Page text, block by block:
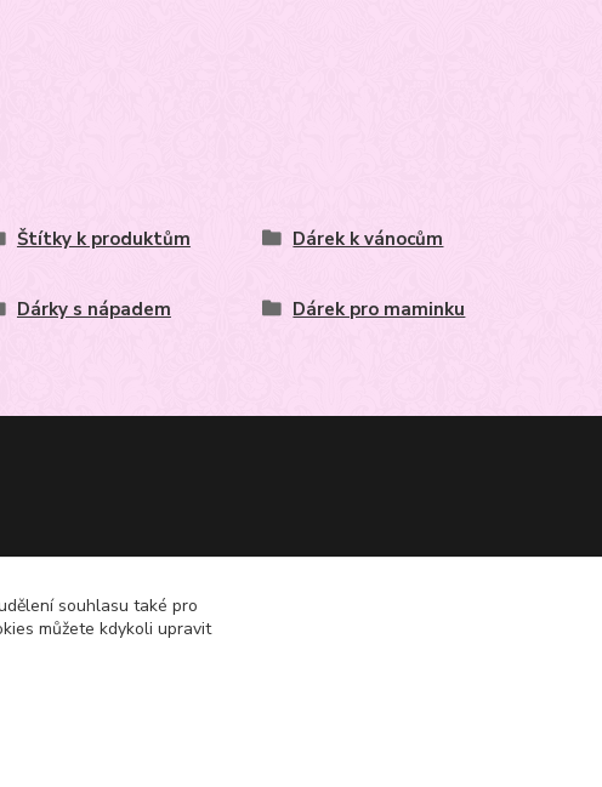
Štítky k produktům Dárek k vánocům
Dárky s nápadem Dárek pro maminku
souhlasu také pro
můžete kdykoli upravit